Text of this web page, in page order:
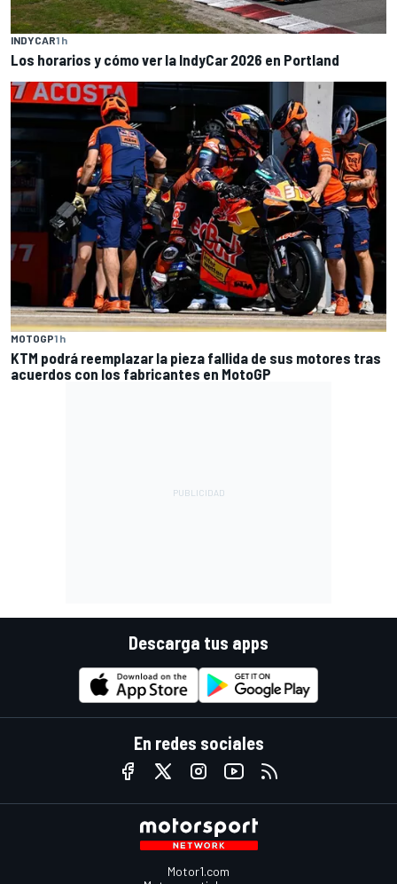
INDYCAR1 h
Los horarios y cómo ver la IndyCar 2026 en Portland
MOTOGP1 h
KTM podrá reemplazar la pieza fallida de sus motores tras
acuerdos con los fabricantes en MotoGP
Descarga tus apps
En redes sociales
Motor1.com